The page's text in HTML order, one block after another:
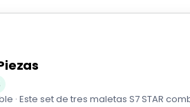
· Este set de tres maletas S7 STAR